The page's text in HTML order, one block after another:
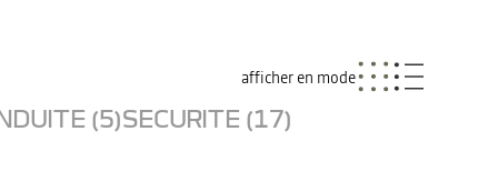
afficher en mode
(5)SECURITE (17)